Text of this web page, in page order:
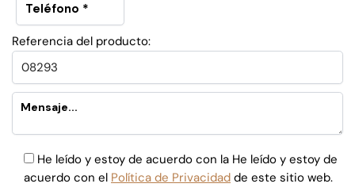
Referencia del producto:
He leído y estoy de acuerdo con la He leído y estoy de
acuerdo con el Política de Privacidad de este sitio web.